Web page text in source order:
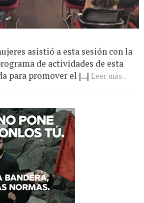
asistió a esta sesión con la
de actividades de esta
para promover el [...] Leer más...